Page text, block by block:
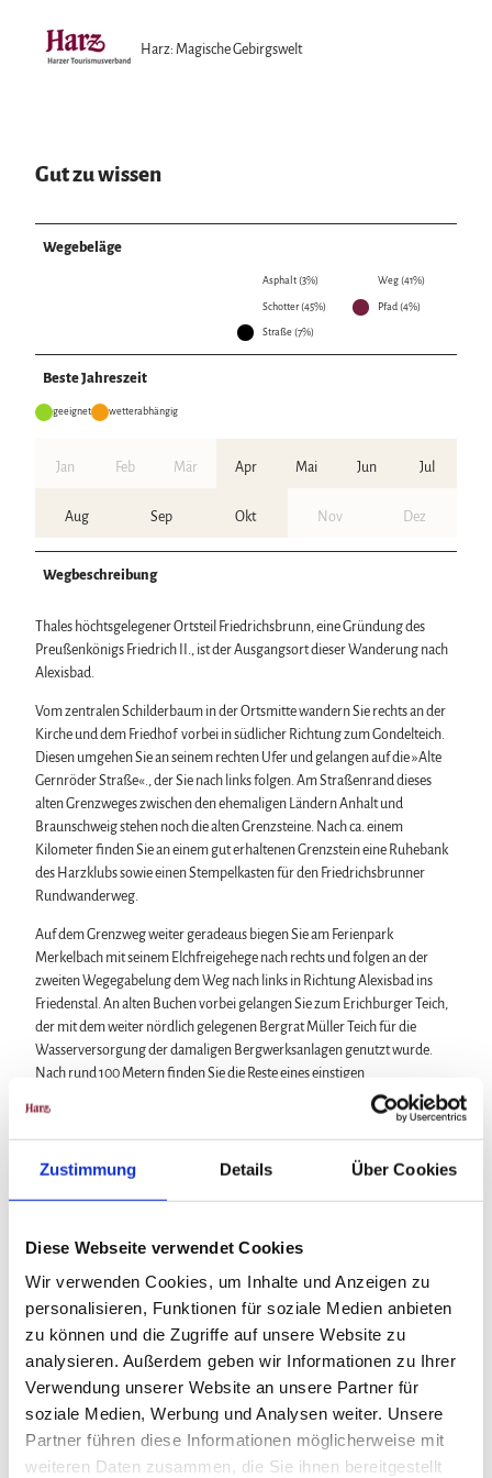
Zustimmung Details Über Cookies
Diese Webseite verwendet Cookies
Wir verwenden Cookies, um Inhalte und Anzeigen zu
personalisieren, Funktionen für soziale Medien anbieten
zu können und die Zugriffe auf unsere Website zu
analysieren. Außerdem geben wir Informationen zu Ihrer
Verwendung unserer Website an unsere Partner für
soziale Medien, Werbung und Analysen weiter. Unsere
Partner führen diese Informationen möglicherweise mit
weiteren Daten zusammen, die Sie ihnen bereitgestellt
Harz: Magische Gebirgswelt
Gut zu wissen
Wegebeläge
Asphalt (3%) Weg (41%)
Schotter (45%) Pfad (4%)
Straße (7%)
Beste Jahreszeit
geeignet wetterabhängig
Jan Feb Mär Apr Mai Jun Jul
Aug Sep Okt Nov Dez
Wegbeschreibung
Thales höchtsgelegener Ortsteil Friedrichsbrunn, eine Gründung des
Preußenkönigs Friedrich II., ist der Ausgangsort dieser Wanderung nach
Alexisbad.
Vom zentralen Schilderbaum in der Ortsmitte wandern Sie rechts an der
Kirche und dem Friedhof vorbei in südlicher Richtung zum Gondelteich.
Diesen umgehen Sie an seinem rechten Ufer und gelangen auf die »Alte
Gernröder Straße«., der Sie nach links folgen. Am Straßenrand dieses
alten Grenzweges zwischen den ehemaligen Ländern Anhalt und
Braunschweig stehen noch die alten Grenzsteine. Nach ca. einem
Kilometer finden Sie an einem gut erhaltenen Grenzstein eine Ruhebank
des Harzklubs sowie einen Stempelkasten für den Friedrichsbrunner
Rundwanderweg.
Auf dem Grenzweg weiter geradeaus biegen Sie am Ferienpark
Merkelbach mit seinem Elchfreigehege nach rechts und folgen an der
zweiten Wegegabelung dem Weg nach links in Richtung Alexisbad ins
Friedenstal. An alten Buchen vorbei gelangen Sie zum Erichburger Teich,
der mit dem weiter nördlich gelegenen Bergrat Müller Teich für die
Wasserversorgung der damaligen Bergwerksanlagen genutzt wurde.
Nach rund 100 Metern finden Sie die Reste eines einstigen
Bergwerksbetriebes (Dennarttanne), dessen Hauptförderzeit in das 18.
Jahrhundert fällt. Im Jahre 1938 wurde die Grube letztmalig aufgefahren.
Wenige hundert Meter weiter den Weg entlang Richtung Süden liegt
Alexisbad an einen Abzweig zur Marienquelle gelangen, deren Besuch
einen Abstecher lohnt. Zurück auf dem Hauptweg erreichen Sie nach
wenigen Minuten das Ziel dieser Wanderung – Alexisbad.
Anreise & Parken
Anfahrt
A36 Abfahrt Thale, weiter über die L240 über Warnstedt nach Thale, dort
weiter auf der L240 nach Friedrichsbrunn